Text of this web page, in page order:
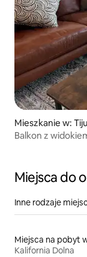
Mieszkanie w:
Balkon z
Miejsca do
Inne rodzaje
Kalifornia Dolna